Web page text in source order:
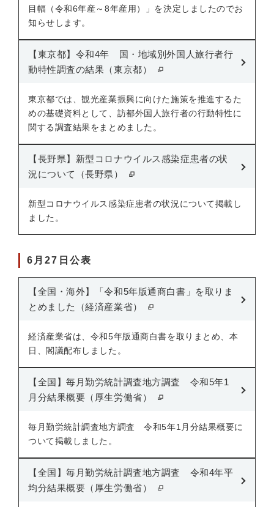
目幅（令和6年産～8年産用）」を決定しましたのでお
知らせします。
【東京都】令和4年 国・地域別外国人旅行者行
動特性調査の結果（東京都）
東京都では、観光産業振興に向けた施策を推進するた
めの基礎資料として、訪都外国人旅行者の行動特性に
関する調査結果をまとめました。
【長野県】新型コロナウイルス感染症患者の状
況について（長野県）
新型コロナウイルス感染症患者の状況について掲載し
ました。
6月27日公表
【全国・海外】「令和5年版通商白書」を取りま
とめました（経済産業省）
経済産業省は、令和5年版通商白書を取りまとめ、本
日、閣議配布しました。
【全国】毎月勤労統計調査地方調査 令和5年1
月分結果概要（厚生労働省）
毎月勤労統計調査地方調査 令和5年1月分結果概要に
ついて掲載しました。
【全国】毎月勤労統計調査地方調査 令和4年平
均分結果概要（厚生労働省）